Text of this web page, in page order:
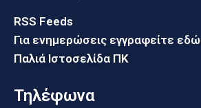
RSS Feeds
Για ενημερώσεις εγγραφείτε εδώ
Παλιά Ιστοσελίδα ΠΚ
Τηλέφωνα